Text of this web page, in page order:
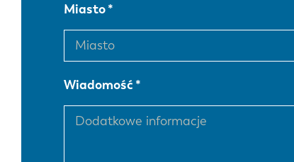
Miasto
Wiadomość